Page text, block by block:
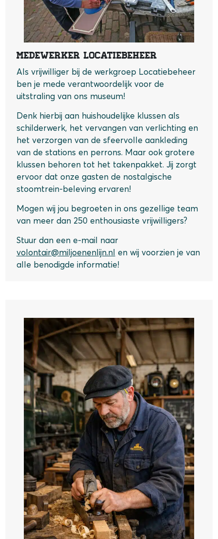
Medewerker Locatiebeheer
Als vrijwilliger bij de werkgroep Locatiebeheer
ben je mede verantwoordelijk voor de
uitstraling van ons museum!
Denk hierbij aan huishoudelijke klussen als
schilderwerk, het vervangen van verlichting en
het verzorgen van de sfeervolle aankleding
van de stations en perrons. Maar ook grotere
klussen behoren tot het takenpakket. Jij zorgt
ervoor dat onze gasten de nostalgische
stoomtrein-beleving ervaren!
Mogen wij jou begroeten in ons gezellige team
van meer dan 250 enthousiaste vrijwilligers?
Stuur dan een e-mail naar
volontair@miljoenenlijn.nl en wij voorzien je van
alle benodigde informatie!